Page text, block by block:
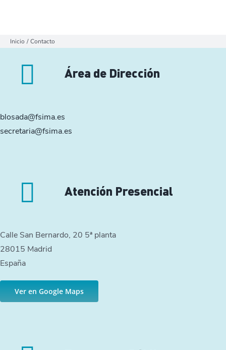
Inicio Contacto
Área de Dirección
blosada@fsima.es
secretaria@fsima.es
Atención Presencial
Calle San Bernardo, 20 5ª planta
28015 Madrid
España
Ver en Google Maps